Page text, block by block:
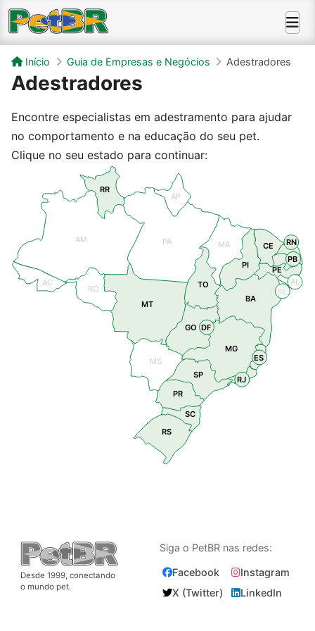
Início Guia de Empresas e Negócios Adestradores
Adestradores
Encontre especialistas em adestramento para ajudar
no comportamento e na educação do seu pet.
Clique no seu estado para continuar:
TO
BA
SE
PE
AL
RN
CE
PI
MA
AP
PA
RR
AM
AC
RO
MT
MS
GO
PR
SC
RS
SP
MG
RJ
ES
DF
PB
Desde 1999, conectando
o mundo pet.
Siga o PetBR nas redes:
Facebook
Instagram
X (Twitter)
LinkedIn